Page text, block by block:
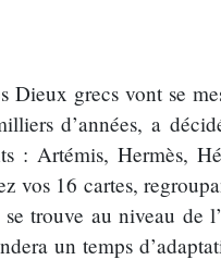
Dieux grecs vont se
d’années, a
: Artémis, Hermès,
vos 16 cartes,
trouve au niveau de
un temps